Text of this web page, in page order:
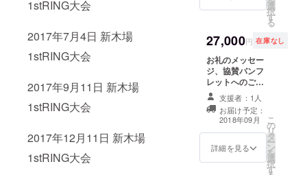
1stRING大会
2017年7月4日 新木場
1stRING大会
2017年9月11日 新木場
1stRING大会
2017年12月11日 新木場
1stRING大会
ント出場選手へ
の花束贈呈、リ
ング上での記念
撮影
選
択
す
る
27,000円 在庫なし
お礼のメッセー
ジ、協賛パンフ
レットへのご希
望のお名前印
字、リングキャ
ンバスへのご希
望のお名前印
字、J
STAGE9.12後楽
支援者：1人
お届け予定：
2018年09月
詳細を見る
こ
の
リ
タ
ー
ン
を
選
択
す